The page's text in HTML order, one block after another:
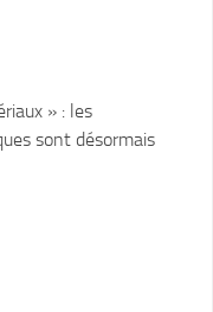
» : les
sont désormais